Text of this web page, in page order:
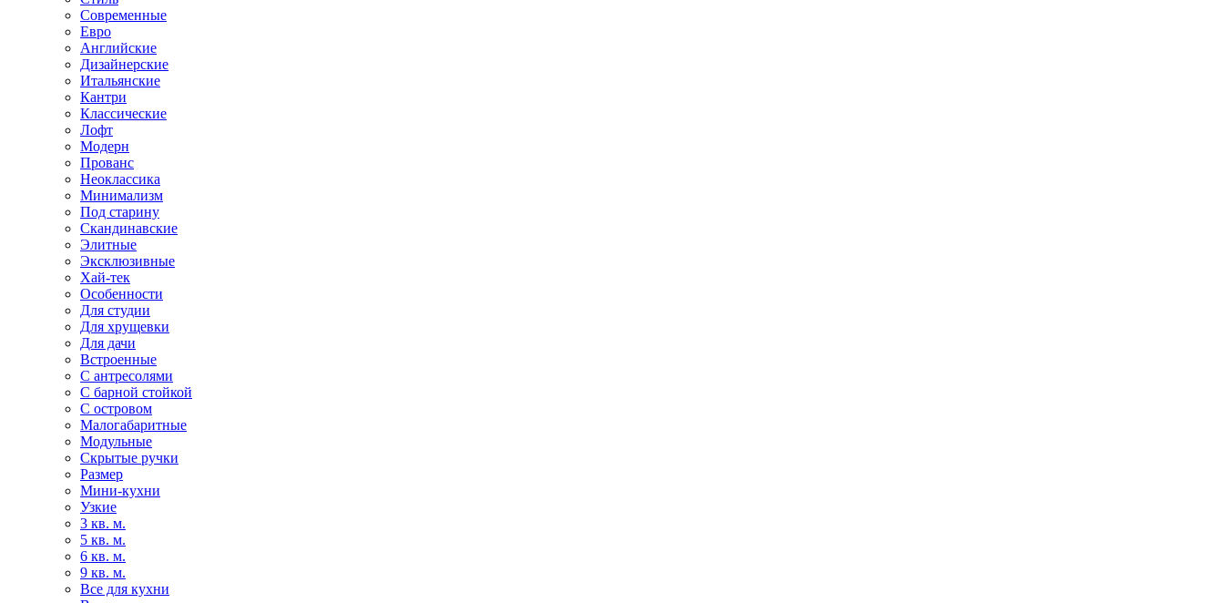
Современные
Евро
Английские
Дизайнерские
Итальянские
Кантри
Классические
Лофт
Модерн
Прованс
Неоклассика
Минимализм
Под старину
Скандинавские
Элитные
Эксклюзивные
Хай-тек
Особенности
Для студии
Для хрущевки
Для дачи
Встроенные
С антресолями
С барной стойкой
С островом
Малогабаритные
Модульные
Скрытые ручки
Размер
Мини-кухни
Узкие
3 кв. м.
5 кв. м.
6 кв. м.
9 кв. м.
Все для кухни